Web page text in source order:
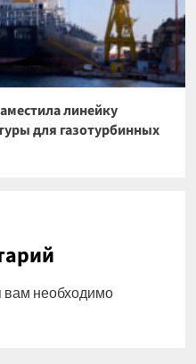
линейку
для газотурбинных
вам необходимо